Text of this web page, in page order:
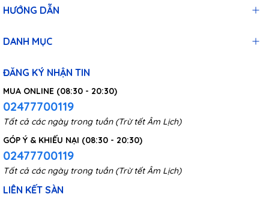
Máy hút bụi diệt khuẩn cho ga, nệm, sofa UV Mijia
MJCMY02DY được ứng dụng công nghệ tách lốc xoáy
tiên tiến cùng 3 bộ lọc cho khả năng hấp phụ hoàn toàn
HƯỚNG DẪN
DANH MỤC
ĐĂNG KÝ NHẬN TIN
MUA ONLINE (08:30 - 20:30)
02477700119
Tất cả các ngày trong tuần (Trừ tết Âm Lịch)
GÓP Ý & KHIẾU NẠI (08:30 - 20:30)
02477700119
Tất cả các ngày trong tuần (Trừ tết Âm Lịch)
LIÊN KẾT SÀN